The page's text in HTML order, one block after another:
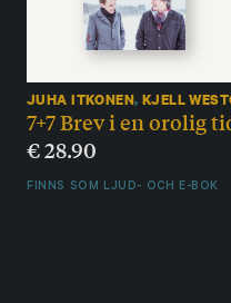
JUHA ITKONEN, KJELL
7+7 Brev i en orolig
€28.90
FINNS SOM LJUD- OCH E-BOK